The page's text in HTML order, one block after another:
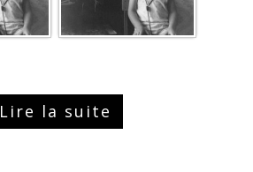
Lire la suite